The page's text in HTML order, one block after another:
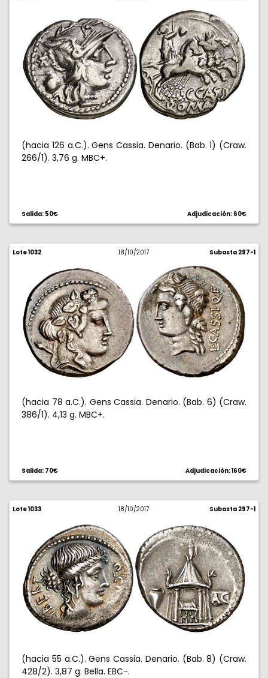
(hacia 126 a.C.). Gens Cassia. Denario. (Bab. 1) (Craw.
266/1). 3,76 g. MBC+.
Salida: 50€ Adjudicación: 60€
Lote 1032 18/10/2017 Subasta 297-1
(hacia 78 a.C.). Gens Cassia. Denario. (Bab. 6) (Craw.
386/1). 4,13 g. MBC+.
Salida: 70€ Adjudicación: 160€
Lote 1033 18/10/2017 Subasta 297-1
(hacia 55 a.C.). Gens Cassia. Denario. (Bab. 8) (Craw.
428/2). 3,87 g. Bella. EBC-.